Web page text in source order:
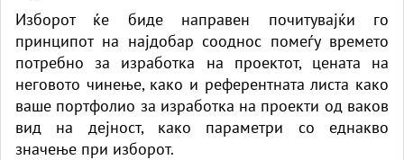
Изборот ќе биде направен почитувајќи го
принципот на најдобар сооднос помеѓу времето
потребно за изработка на проектот, цената на
неговото чинење, како и референтната листа како
ваше портфолио за изработка на проекти од ваков
вид на дејност, како параметри со еднакво
значење при изборот.